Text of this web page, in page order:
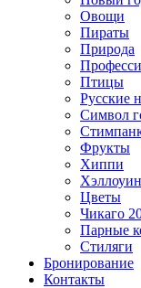
Овощи
Пираты
Природа
Птицы
Русские
Символ
Фрукты
Хиппи
Хэллоуин
Цветы
Чикаго
Парные
Стиляги
Бронирование
Контакты